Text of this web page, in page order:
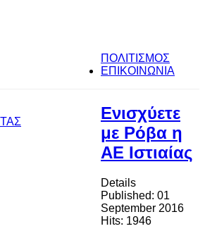
ΠΟΛΙΤΙΣΜΟΣ
ΕΠΙΚΟΙΝΩΝΙΑ
Ενισχύετε
με Ρόβα η
ΑΕ Ιστιαίας
Details
Published: 01
September 2016
Hits: 1946